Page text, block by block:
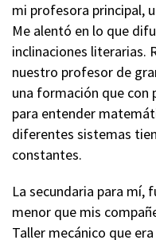
mi profesora principal,
Me alentó en lo que
inclinaciones literarias.
nuestro profesor de
una formación que con
para entender
diferentes sistemas
constantes.
La secundaria para mí,
menor que mis
Taller mecánico que